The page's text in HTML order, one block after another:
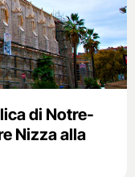
di Notre-
Nizza alla